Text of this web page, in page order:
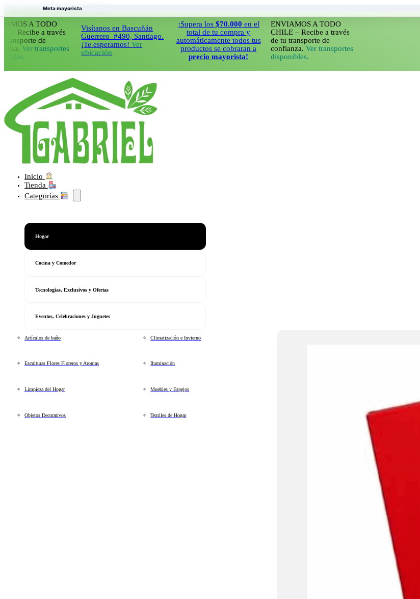
Saltar al contenido principal Saltar al pie de página
A TODO
a través
de
Ver transportes
Visítanos en Bascuñán
Guerrero #490, Santiago.
¡Te esperamos!Ver
ubicación
¡Supera los$70.000en el
total de tu compra y
automáticamente todos tus
productos se cobraran a
precio mayorista!
ENVIAMOS A TODO
CHILE – Recibe a través
de tu transporte de
confianza.Ver transportes
disponibles.
Inicio
Tienda
Categorías
Hogar
Cocina y Comedor
Tecnologias, Exclusivos y Ofertas
Eventos, Celebraciones y Juguetes
Artículos de baño Climatización e Invierno
Esculturas Flores Floreros y Aromas Iluminación
Limpieza del Hogar Muebles y Espejos
Objetos Decorativos Textiles de Hogar
Meta mayorista